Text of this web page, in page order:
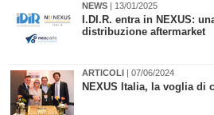
NEWS | 13/01/2025
​I.DI.R. entra in NEXUS:
distribuzione aftermarket
ARTICOLI | 07/06/2024
​NEXUS Italia, la voglia di